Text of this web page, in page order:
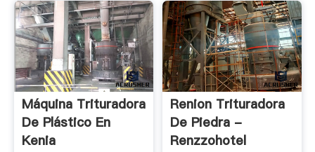
Máquina Trituradora
De Plástico En
Kenia
Renion Trituradora
De Piedra -
Renzzohotel